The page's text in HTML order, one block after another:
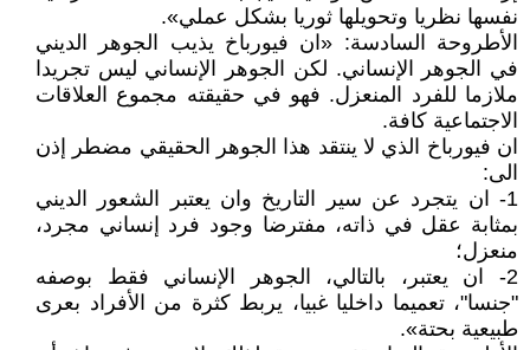
نفسها نظريا وتحويلها ثوريا بشكل عملي».
الأطروحة السادسة: «ان فيورباخ يذيب الجوهر الديني
في الجوهر الإنساني. لكن الجوهر الإنساني ليس تجريدا
ملازما للفرد المنعزل. فهو في حقيقته مجموع العلاقات
الاجتماعية كافة.
ان فيورباخ الذي لا ينتقد هذا الجوهر الحقيقي مضطر إذن
الى:
1- ان يتجرد عن سير التاريخ وان يعتبر الشعور الديني
بمثابة عقل في ذاته، مفترضا وجود فرد إنساني مجرد،
منعزل؛
2- ان يعتبر، بالتالي، الجوهر الإنساني فقط بوصفه
"جنسا"، تعميما داخليا غبيا، يربط كثرة من الأفراد بعرى
طبيعية بحتة».